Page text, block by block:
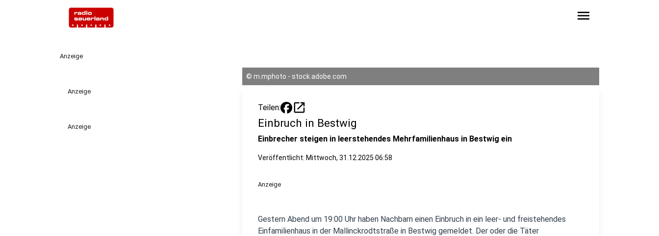
menu
Anzeige
Anzeige
Anzeige
© m.mphoto - stock.adobe.com
Teilen: open_in_new
Einbruch in Bestwig
Einbrecher steigen in leerstehendes Mehrfamilienhaus in Bestwig ein
Veröffentlicht: Mittwoch, 31.12.2025 06:58
Anzeige
Gestern Abend um 19:00 Uhr haben Nachbarn einen Einbruch in ein leer- und freistehendes
Einfamilienhaus in der Mallinckrodtstraße in Bestwig gemeldet. Der oder die Täter